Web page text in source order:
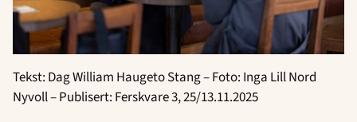
Tekst: Dag William Haugeto Stang – Foto: Inga Lill Nord
Nyvoll – Publisert: Ferskvare 3, 25/13.11.2025